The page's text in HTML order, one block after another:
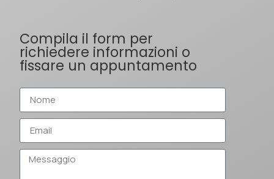
Compila il form per
richiedere informazioni o
fissare un appuntamento